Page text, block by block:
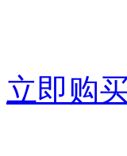
立即购